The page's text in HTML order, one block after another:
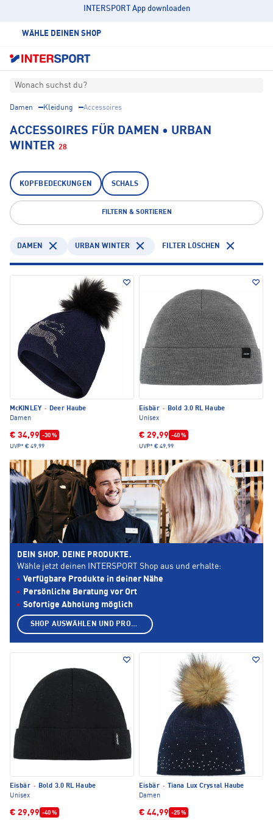
INTERSPORT App downloaden
WÄHLE DEINEN SHOP
Wonach suchst du?
Damen Kleidung Accessoires
ACCESSOIRES FÜR DAMEN • URBAN
WINTER 28
KOPFBEDECKUNGEN SCHALS
FILTERN & SORTIEREN
DAMEN URBAN WINTER FILTER LÖSCHEN
McKINLEY ·
Deer Haube
Damen
€ 34,99 -30 %
UVP* € 49,99
Eisbär ·
Bold 3.0 RL Haube
Unisex
€ 29,99 -40 %
UVP* € 49,99
Eisbär · Bold 3.0 RL Haube
Unisex
€ 29,99 -40 %
Eisbär ·
Tiana Lux Crystal Haube
Damen
€ 44,99 -25 %
DEIN SHOP. DEINE PRODUKTE.
Wähle jetzt deinen INTERSPORT Shop aus und erhalte:
Verfügbare Produkte in deiner Nähe
Persönliche Beratung vor Ort
Sofortige Abholung möglich
SHOP AUSWÄHLEN UND PRODUKTE ANZEIGEN